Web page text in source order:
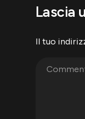
Lascia
Il tuo